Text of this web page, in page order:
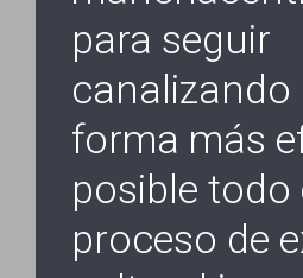
para seguir
canalizando
forma más
posible todo
proceso de